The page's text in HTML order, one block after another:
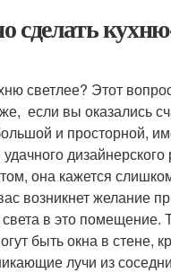
сделать
светлее? Этот
если вы оказались
и просторной,
она кажется
возникнет желание
света в это помещение.
быть окна в стене,
лучи из